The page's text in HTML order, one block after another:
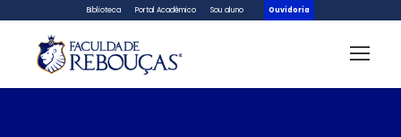
Biblioteca Portal Acadêmico Sou aluno Ouvidoria